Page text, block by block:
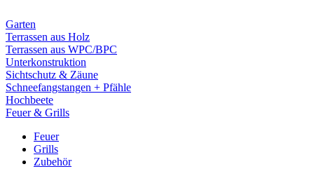
Garten
Terrassen aus Holz
Terrassen aus WPC/BPC
Unterkonstruktion
Sichtschutz & Zäune
Schneefangstangen + Pfähle
Hochbeete
Feuer & Grills
Feuer
Grills
Zubehör